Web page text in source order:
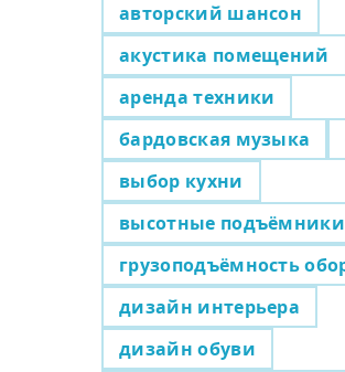
авторский шансон
акустика помещений
аренда техники
бардовская музыка
выбор кухни
высотные подъёмники
грузоподъёмность
дизайн интерьера
дизайн обуви